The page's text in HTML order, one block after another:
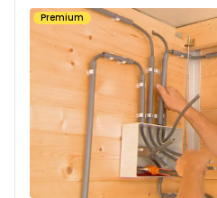
periodes van droogte. Dat
tuin. We geven je tips om
Premium